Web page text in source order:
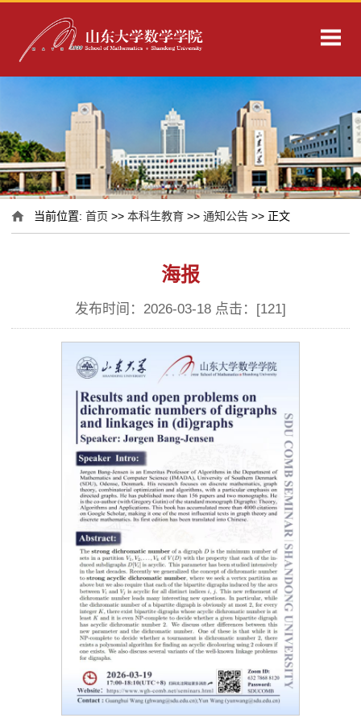
当前位置:首页 >>本科生教育 >>通知公告 >> 正文
海报
发布时间：2026-03-18 点击：[121]